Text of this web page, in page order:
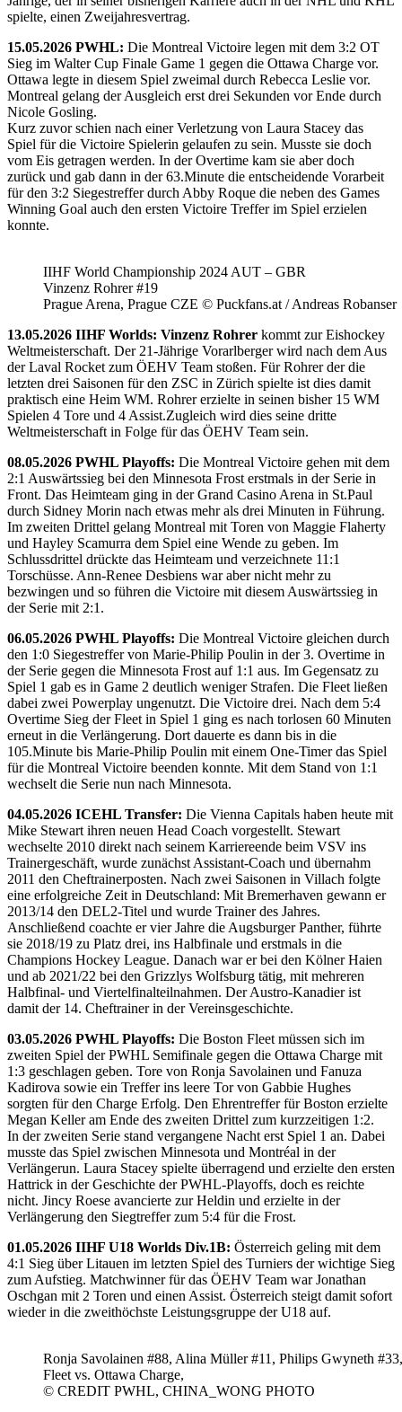
spielte, einen Zweijahresvertrag.
15.05.2026 PWHL: Die Montreal Victoire legen mit dem 3:2 OT
Sieg im Walter Cup Finale Game 1 gegen die Ottawa Charge vor.
Ottawa legte in diesem Spiel zweimal durch Rebecca Leslie vor.
Montreal gelang der Ausgleich erst drei Sekunden vor Ende durch
Nicole Gosling.
Kurz zuvor schien nach einer Verletzung von Laura Stacey das
Spiel für die Victoire Spielerin gelaufen zu sein. Musste sie doch
vom Eis getragen werden. In der Overtime kam sie aber doch
zurück und gab dann in der 63.Minute die entscheidende Vorarbeit
für den 3:2 Siegestreffer durch Abby Roque die neben des Games
Winning Goal auch den ersten Victoire Treffer im Spiel erzielen
konnte.
IIHF World Championship 2024 AUT – GBR
Vinzenz Rohrer #19
Prague Arena, Prague CZE © Puckfans.at / Andreas Robanser
13.05.2026 IIHF Worlds: Vinzenz Rohrer kommt zur Eishockey
Weltmeisterschaft. Der 21-Jährige Vorarlberger wird nach dem Aus
der Laval Rocket zum ÖEHV Team stoßen. Für Rohrer der die
letzten drei Saisonen für den ZSC in Zürich spielte ist dies damit
praktisch eine Heim WM. Rohrer erzielte in seinen bisher 15 WM
Spielen 4 Tore und 4 Assist.Zugleich wird dies seine dritte
Weltmeisterschaft in Folge für das ÖEHV Team sein.
08.05.2026 PWHL Playoffs: Die Montreal Victoire gehen mit dem
2:1 Auswärtssieg bei den Minnesota Frost erstmals in der Serie in
Front. Das Heimteam ging in der Grand Casino Arena in St.Paul
durch Sidney Morin nach etwas mehr als drei Minuten in Führung.
Im zweiten Drittel gelang Montreal mit Toren von Maggie Flaherty
und Hayley Scamurra dem Spiel eine Wende zu geben. Im
Schlussdrittel drückte das Heimteam und verzeichnete 11:1
Torschüsse. Ann-Renee Desbiens war aber nicht mehr zu
bezwingen und so führen die Victoire mit diesem Auswärtssieg in
der Serie mit 2:1.
06.05.2026 PWHL Playoffs: Die Montreal Victoire gleichen durch
den 1:0 Siegestreffer von Marie-Philip Poulin in der 3. Overtime in
der Serie gegen die Minnesota Frost auf 1:1 aus. Im Gegensatz zu
Spiel 1 gab es in Game 2 deutlich weniger Strafen. Die Fleet ließen
dabei zwei Powerplay ungenutzt. Die Victoire drei. Nach dem 5:4
Overtime Sieg der Fleet in Spiel 1 ging es nach torlosen 60 Minuten
erneut in die Verlängerung. Dort dauerte es dann bis in die
105.Minute bis Marie-Philip Poulin mit einem One-Timer das Spiel
für die Montreal Victoire beenden konnte. Mit dem Stand von 1:1
wechselt die Serie nun nach Minnesota.
04.05.2026 ICEHL Transfer: Die Vienna Capitals haben heute mit
Mike Stewart ihren neuen Head Coach vorgestellt. Stewart
wechselte 2010 direkt nach seinem Karriereende beim VSV ins
Trainergeschäft, wurde zunächst Assistant-Coach und übernahm
2011 den Cheftrainerposten. Nach zwei Saisonen in Villach folgte
eine erfolgreiche Zeit in Deutschland: Mit Bremerhaven gewann er
2013/14 den DEL2-Titel und wurde Trainer des Jahres.
Anschließend coachte er vier Jahre die Augsburger Panther, führte
sie 2018/19 zu Platz drei, ins Halbfinale und erstmals in die
Champions Hockey League. Danach war er bei den Kölner Haien
und ab 2021/22 bei den Grizzlys Wolfsburg tätig, mit mehreren
Halbfinal- und Viertelfinalteilnahmen. Der Austro-Kanadier ist
damit der 14. Cheftrainer in der Vereinsgeschichte.
03.05.2026 PWHL Playoffs: Die Boston Fleet müssen sich im
zweiten Spiel der PWHL Semifinale gegen die Ottawa Charge mit
1:3 geschlagen geben. Tore von Ronja Savolainen und Fanuza
Kadirova sowie ein Treffer ins leere Tor von Gabbie Hughes
sorgten für den Charge Erfolg. Den Ehrentreffer für Boston erzielte
Megan Keller am Ende des zweiten Drittel zum kurzzeitigen 1:2.
In der zweiten Serie stand vergangene Nacht erst Spiel 1 an. Dabei
musste das Spiel zwischen Minnesota und Montréal in der
Verlängerun. Laura Stacey spielte überragend und erzielte den ersten
Hattrick in der Geschichte der PWHL-Playoffs, doch es reichte
nicht. Jincy Roese avancierte zur Heldin und erzielte in der
Verlängerung den Siegtreffer zum 5:4 für die Frost.
01.05.2026 IIHF U18 Worlds Div.1B: Österreich geling mit dem
4:1 Sieg über Litauen im letzten Spiel des Turniers der wichtige Sieg
zum Aufstieg. Matchwinner für das ÖEHV Team war Jonathan
Oschgan mit 2 Toren und einen Assist. Österreich steigt damit sofort
wieder in die zweithöchste Leistungsgruppe der U18 auf.
Ronja Savolainen #88, Alina Müller #11, Philips Gwyneth
Fleet vs. Ottawa Charge,
© CREDIT PWHL, CHINA_WONG PHOTO